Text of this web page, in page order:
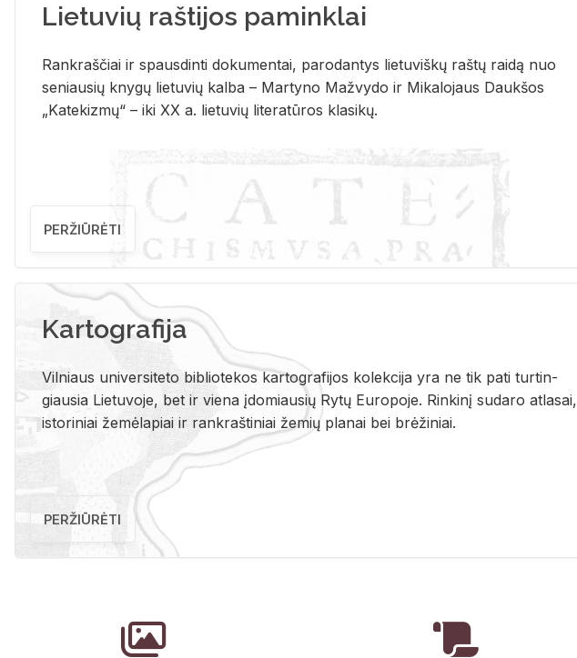
Lietuvių raštijos paminklai
Rank­raš­čiai ir spaus­din­ti do­ku­men­tai, pa­ro­dan­tys lie­tu­viš­kų raš­tų rai­dą nuo
se­niau­sių kny­gų lie­tu­vių kal­ba – Mar­ty­no Ma­žvy­do ir Mi­ka­lo­jaus Dauk­šos
„Ka­te­kiz­mų“ – iki XX a. lie­tu­vių li­te­ra­tū­ros kla­si­kų.
PERŽIŪRĖTI
Kartografija
Vil­niaus uni­ver­si­te­to bi­b­lio­te­kos kar­to­gra­fi­jos ko­lek­ci­ja yra ne tik pati tur­tin­
giau­sia Lie­tu­vo­je, bet ir vie­na įdo­miau­sių Rytų Eu­ro­po­je. Rin­ki­nį su­da­ro at­la­sai,
is­to­ri­niai že­mė­la­piai ir rank­raš­ti­niai že­mių pla­nai bei brė­ži­niai.
PERŽIŪRĖTI